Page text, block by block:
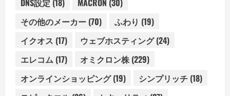
DNS設定 (18) MACRON (30)
その他のメーカー (70) ふわり (19)
イクオス (17) ウェブホスティング(24)
エレコム (17) オミクロン株(229)
オンラインショッピング(19) シンプリッチ (18)